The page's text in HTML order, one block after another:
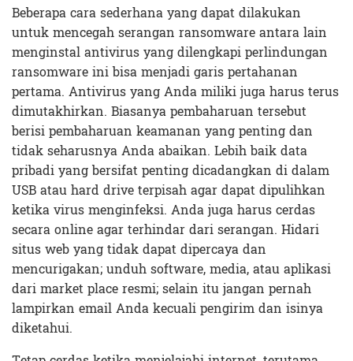
Beberapa cara sederhana yang dapat dilakukan
untuk mencegah serangan ransomware antara lain
menginstal antivirus yang dilengkapi perlindungan
ransomware ini bisa menjadi garis pertahanan
pertama. Antivirus yang Anda miliki juga harus terus
dimutakhirkan. Biasanya pembaharuan tersebut
berisi pembaharuan keamanan yang penting dan
tidak seharusnya Anda abaikan. Lebih baik data
pribadi yang bersifat penting dicadangkan di dalam
USB atau hard drive terpisah agar dapat dipulihkan
ketika virus menginfeksi. Anda juga harus cerdas
secara online agar terhindar dari serangan. Hidari
situs web yang tidak dapat dipercaya dan
mencurigakan; unduh software, media, atau aplikasi
dari market place resmi; selain itu jangan pernah
lampirkan email Anda kecuali pengirim dan isinya
diketahui.